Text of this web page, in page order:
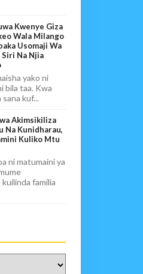
Kwenye Giza
Wala Milango
Usomaji Wa
Na Njia
yako ni
bila taa. Kwa
kuf...
Akimsikiliza
Na Kunidharau,
Kuliko Mtu
ni matumaini ya
familia